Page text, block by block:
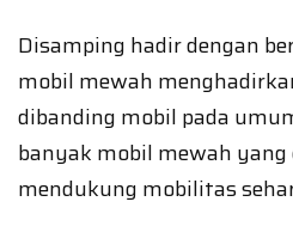
Disamping hadir dengan
mobil mewah
dibanding mobil pada
banyak mobil mewah
mendukung mobilitas